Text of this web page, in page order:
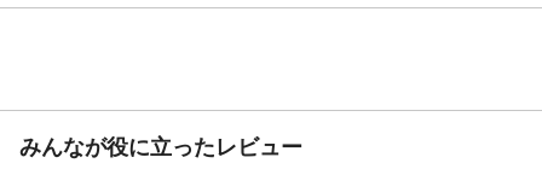
みんなが役に立ったレビュー